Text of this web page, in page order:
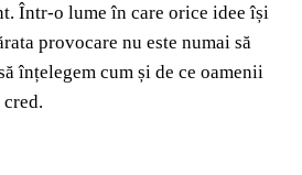
Într-o lume în care orice idee își
provocare nu este numai să
înțelegem cum și de ce oamenii
cred.